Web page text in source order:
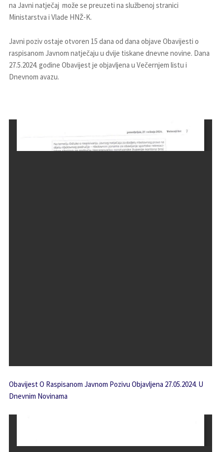
na Javni natječaj može se preuzeti na službenoj stranici
Ministarstva i Vlade HNŽ-K.
Javni poziv ostaje otvoren 15 dana od dana objave Obavijesti o
raspisanom Javnom natječaju u dvije tiskane dnevne novine. Dana
27.5.2024. godine Obavijest je objavljena u Večernjem listu i
Dnevnom avazu.
Obavijest O Raspisanom Javnom Pozivu Objavljena 27.05.2024. U
Dnevnim Novinama